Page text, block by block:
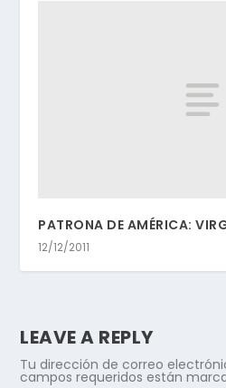
PATRONA DE AMÉRICA:
12/12/2011
LEAVE A REPLY
Tu dirección de correo
campos requeridos están